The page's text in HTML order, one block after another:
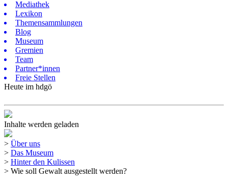
Mediathek
Lexikon
Themensammlungen
Blog
Museum
Gremien
Team
Partner*innen
Freie Stellen
Heute im hdgö
Inhalte werden geladen
> Über uns
> Das Museum
> Hinter den Kulissen
> Wie soll Gewalt ausgestellt werden?